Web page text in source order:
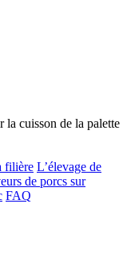
la cuisson de la palette
filière L’élevage de
de porcs sur
FAQ